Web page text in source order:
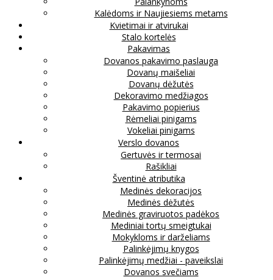
Kalėdoms ir Naujiesiems metams
Kvietimai ir atvirukai
Stalo kortelės
Pakavimas
Dovanos pakavimo paslauga
Dovanų maišeliai
Dovanų dėžutės
Dekoravimo medžiagos
Pakavimo popierius
Rėmeliai pinigams
Vokeliai pinigams
Verslo dovanos
Gertuvės ir termosai
Rašikliai
Šventinė atributika
Medinės dekoracijos
Medinės dėžutės
Medinės graviruotos padėkos
Mediniai tortų smeigtukai
Mokykloms ir darželiams
Palinkėjimų knygos
Palinkėjimų medžiai - paveikslai
Dovanos svečiams